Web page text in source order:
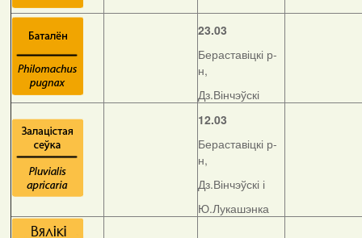
23.03
Бераставіцкі р-
н,
Дз.Вінчэўскі
12.03
Бераставіцкі р-
н,
Дз.Вінчэўскі і
Ю.Лукашэнка